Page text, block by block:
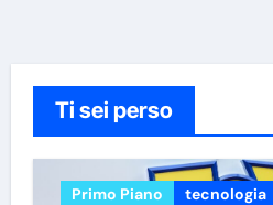
Ti sei perso
Primo Piano tecnologia